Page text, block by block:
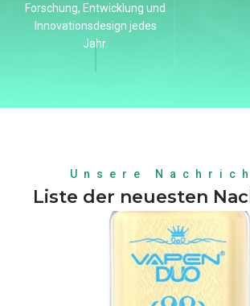
Forschung, Entwicklung und
Innovationsdesign jedes
Jahr.
Unsere
Liste der neuesten